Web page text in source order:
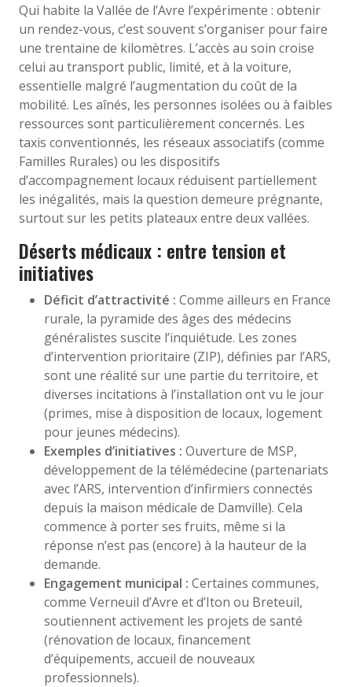
Qui habite la Vallée de l’Avre l’expérimente : obtenir
un rendez-vous, c’est souvent s’organiser pour faire
une trentaine de kilomètres. L’accès au soin croise
celui au transport public, limité, et à la voiture,
essentielle malgré l’augmentation du coût de la
mobilité. Les aînés, les personnes isolées ou à faibles
ressources sont particulièrement concernés. Les
taxis conventionnés, les réseaux associatifs (comme
Familles Rurales) ou les dispositifs
d’accompagnement locaux réduisent partiellement
les inégalités, mais la question demeure prégnante,
surtout sur les petits plateaux entre deux vallées.
Déserts médicaux : entre tension et
initiatives
Déficit d’attractivité : Comme ailleurs en France
rurale, la pyramide des âges des médecins
généralistes suscite l’inquiétude. Les zones
d’intervention prioritaire (ZIP), définies par l’ARS,
sont une réalité sur une partie du territoire, et
diverses incitations à l’installation ont vu le jour
(primes, mise à disposition de locaux, logement
pour jeunes médecins).
Exemples d’initiatives : Ouverture de MSP,
développement de la télémédecine (partenariats
avec l’ARS, intervention d’infirmiers connectés
depuis la maison médicale de Damville). Cela
commence à porter ses fruits, même si la
réponse n’est pas (encore) à la hauteur de la
demande.
Engagement municipal : Certaines communes,
comme Verneuil d’Avre et d’Iton ou Breteuil,
soutiennent activement les projets de santé
(rénovation de locaux, financement
d’équipements, accueil de nouveaux
professionnels).